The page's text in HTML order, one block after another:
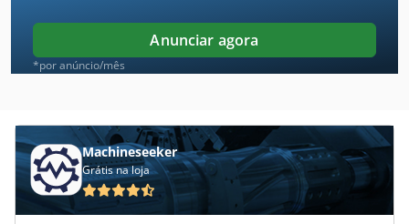
Mcfv
Meba
Mecatool
Mecof
Megobal
Anunciar agora
*por anúncio/mês
Machineseeker
Grátis na loja